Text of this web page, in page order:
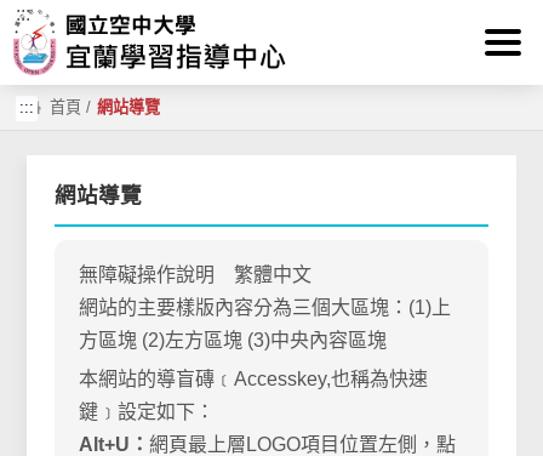
跳到主要內容區塊
:::
::: 首頁 / 網站導覽
網站導覽
無障礙操作說明 繁體中文
網站的主要樣版內容分為三個大區塊：(1)上
方區塊 (2)左方區塊 (3)中央內容區塊
本網站的導盲磚﹝Accesskey,也稱為快速
鍵﹞設定如下：
Alt+U：網頁最上層LOGO項目位置左側，點